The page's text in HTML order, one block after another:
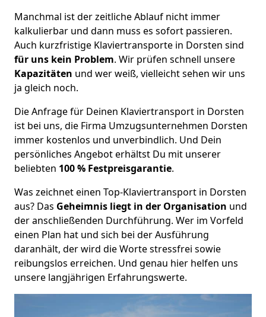
Manchmal ist der zeitliche Ablauf nicht immer
kalkulierbar und dann muss es sofort passieren.
Auch kurzfristige Klaviertransporte in Dorsten sind
für uns kein Problem. Wir prüfen schnell unsere
Kapazitäten und wer weiß, vielleicht sehen wir uns
ja gleich noch.
Die Anfrage für Deinen Klaviertransport in Dorsten
ist bei uns, die Firma Umzugsunternehmen Dorsten
immer kostenlos und unverbindlich. Und Dein
persönliches Angebot erhältst Du mit unserer
beliebten 100 % Festpreisgarantie.
Was zeichnet einen Top-Klaviertransport in Dorsten
aus? Das Geheimnis liegt in der Organisation und
der anschließenden Durchführung. Wer im Vorfeld
einen Plan hat und sich bei der Ausführung
daranhält, der wird die Worte stressfrei sowie
reibungslos erreichen. Und genau hier helfen uns
unsere langjährigen Erfahrungswerte.